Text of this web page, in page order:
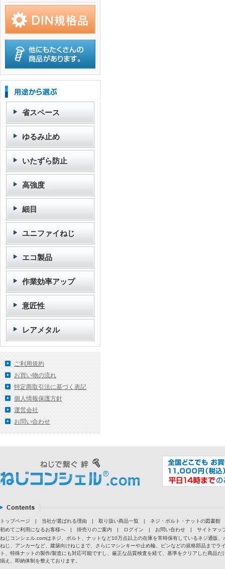
省スペース
ゆるみ止め
いたずら防止
高強度
細目
ユニファイねじ
エコ製品
作業効率アップ
意匠性
レアメタル
ご利用規約
お買い物の流れ
特定商取引法に基づく表記
個人情報保護方針
運営会社
お問い合わせ
トップページ | 当社が選ばれる理由 | 取り扱い商品一覧 |
ネジ・ボルト・ナットの図書館
初めてご利用になるお客様へ
| 掛売りのご案内 | ログイン | お問い合わせ |
サイトマッ
ねじコンシェル.comはネジ、ボルト、ナットなど10万点以上の在庫を常時保有しているネジ通販
ねじ、アンカーなど、建築向けねじまで、さらにマシンキーや止め輪、ピンなどの規格部品まで
ト、特殊ナットの製作/製造にも対応可能ですし、厳正な品質検査を経て、基準をクリアした商品
揃え、即納体制を整えております。